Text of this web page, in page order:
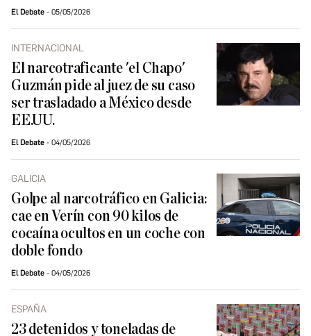
El Debate 05/05/2026
INTERNACIONAL
El narcotraficante 'el Chapo'
Guzmán pide al juez de su caso
ser trasladado a México desde
EE.UU.
El Debate 04/05/2026
GALICIA
Golpe al narcotráfico en Galicia:
cae en Verín con 90 kilos de
cocaína ocultos en un coche con
doble fondo
El Debate 04/05/2026
ESPAÑA
23 detenidos y toneladas de